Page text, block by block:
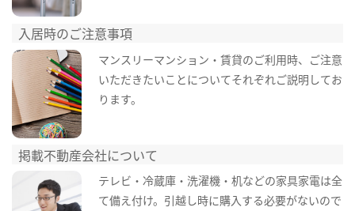
入居時のご注意事項
マンスリーマンション・賃貸のご利用時、ご注意
いただきたいことについてそれぞれご説明してお
ります。
掲載不動産会社について
テレビ・冷蔵庫・洗濯機・机などの家具家電は全
て備え付け。引越し時に購入する必要がないので